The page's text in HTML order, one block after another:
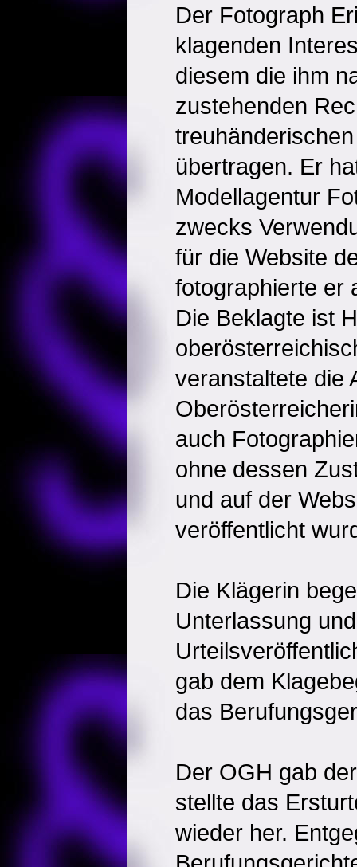
Der Fotograph
klagenden
diesem die ihm
zustehenden
übertragen. Er
Modellagentur
zwecks
für die Website
fotographierte er
Die Beklagte ist
veranstaltete die
auch
ohne dessen
und auf der
veröffentlicht
Die Klägerin
Unterlassung und
gab dem
das
Der OGH gab
stellte das
wieder her.